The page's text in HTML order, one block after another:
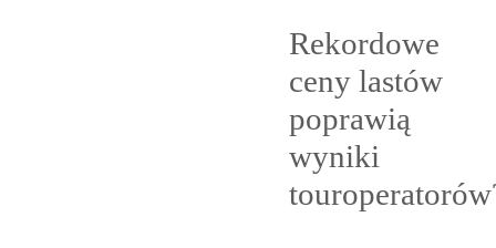
Rekordowe
ceny lastów
poprawią
wyniki